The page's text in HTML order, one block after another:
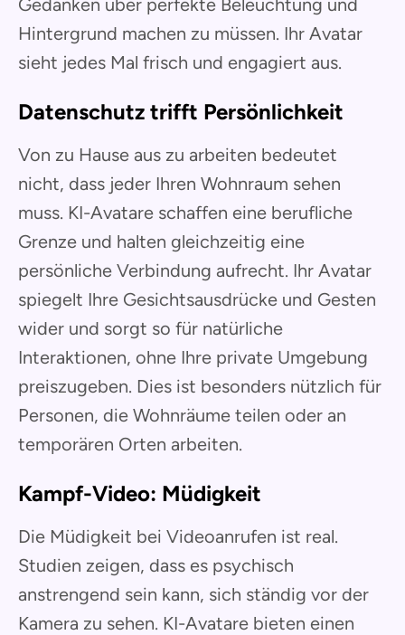
Hintergrund machen zu müssen. Ihr Avatar
sieht jedes Mal frisch und engagiert aus.
Datenschutz trifft Persönlichkeit
Von zu Hause aus zu arbeiten bedeutet
nicht, dass jeder Ihren Wohnraum sehen
muss. KI-Avatare schaffen eine berufliche
Grenze und halten gleichzeitig eine
persönliche Verbindung aufrecht. Ihr Avatar
spiegelt Ihre Gesichtsausdrücke und Gesten
wider und sorgt so für natürliche
Interaktionen, ohne Ihre private Umgebung
preiszugeben. Dies ist besonders nützlich für
Personen, die Wohnräume teilen oder an
temporären Orten arbeiten.
Kampf-Video: Müdigkeit
Die Müdigkeit bei Videoanrufen ist real.
Studien zeigen, dass es psychisch
anstrengend sein kann, sich ständig vor der
Kamera zu sehen. KI-Avatare bieten einen